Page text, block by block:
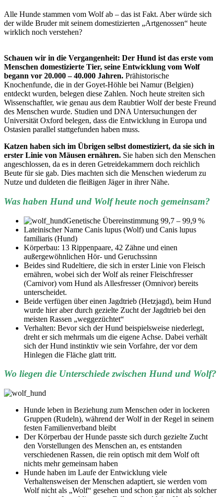
Alle Hunde stammen vom Wolf ab – das ist Fakt. Aber würde sich
der wilde Bruder mit seinem domestizierten „Artgenossen“ heute
wirklich noch verstehen?
Schauen wir in die Vergangenheit: Der Hund ist das erste vom
Menschen domestizierte Tier, seine Entwicklung vom Wolf
begann vor 20.000 – 40.000 Jahren. Prähistorische
Knochenfunde, die in der Goyet-Höhle bei Namur (Belgien)
entdeckt wurden, belegen diese Zahlen. Noch heute streiten sich
Wissenschaftler, wie genau aus dem Raubtier Wolf der beste Freund
des Menschen wurde. Studien und DNA Untersuchungen der
Universität Oxford belegen, dass die Entwicklung in Europa und
Ostasien parallel stattgefunden haben muss.
Katzen haben sich im Übrigen selbst domestiziert, da sie sich in
erster Linie von Mäusen ernähren. Sie haben sich den Menschen
angeschlossen, da es in deren Getreidekammern doch reichlich
Beute für sie gab. Dies machten sich die Menschen wiederum zu
Nutze und duldeten die fleißigen Jäger in ihrer Nähe.
Was haben Hund und Wolf heute noch gemeinsam?
Genetische Übereinstimmung 99,7 – 99,9 %
Lateinischer Name Canis lupus (Wolf) und Canis lupus
familiaris (Hund)
Körperbau: 13 Rippenpaare, 42 Zähne und einen
außergewöhnlichen Hör- und Geruchssinn
Beides sind Rudeltiere, die sich in erster Linie von Fleisch
ernähren, wobei sich der Wolf als reiner Fleischfresser
(Carnivor) vom Hund als Allesfresser (Omnivor) bereits
unterscheidet.
Beide verfügen über einen Jagdtrieb (Hetzjagd), beim Hund
wurde hier aber durch gezielte Zucht der Jagdtrieb bei den
meisten Rassen „weggezüchtet“
Verhalten: Bevor sich der Hund beispielsweise niederlegt,
dreht er sich mehrmals um die eigene Achse. Dabei verhält
sich der Hund instinktiv wie sein Vorfahre, der vor dem
Hinlegen die Fläche glatt tritt.
Wo liegen die Unterschiede zwischen Hund und Wolf?
Hunde leben in Beziehung zum Menschen oder in lockeren
Gruppen (Rudeln), während der Wolf in der Regel in seinem
festen Familienverband bleibt
Der Körperbau der Hunde passte sich durch gezielte Zucht
den Vorstellungen des Menschen an, es entstanden
verschiedenen Rassen, die rein optisch mit dem Wolf oft
nichts mehr gemeinsam haben
Hunde haben im Laufe der Entwicklung viele
Verhaltensweisen der Menschen adaptiert, sie werden vom
Wolf nicht als „Wolf“ gesehen und schon gar nicht als solcher